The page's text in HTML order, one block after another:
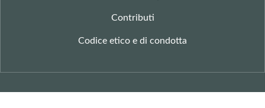
Contributi
Codice etico e di condotta